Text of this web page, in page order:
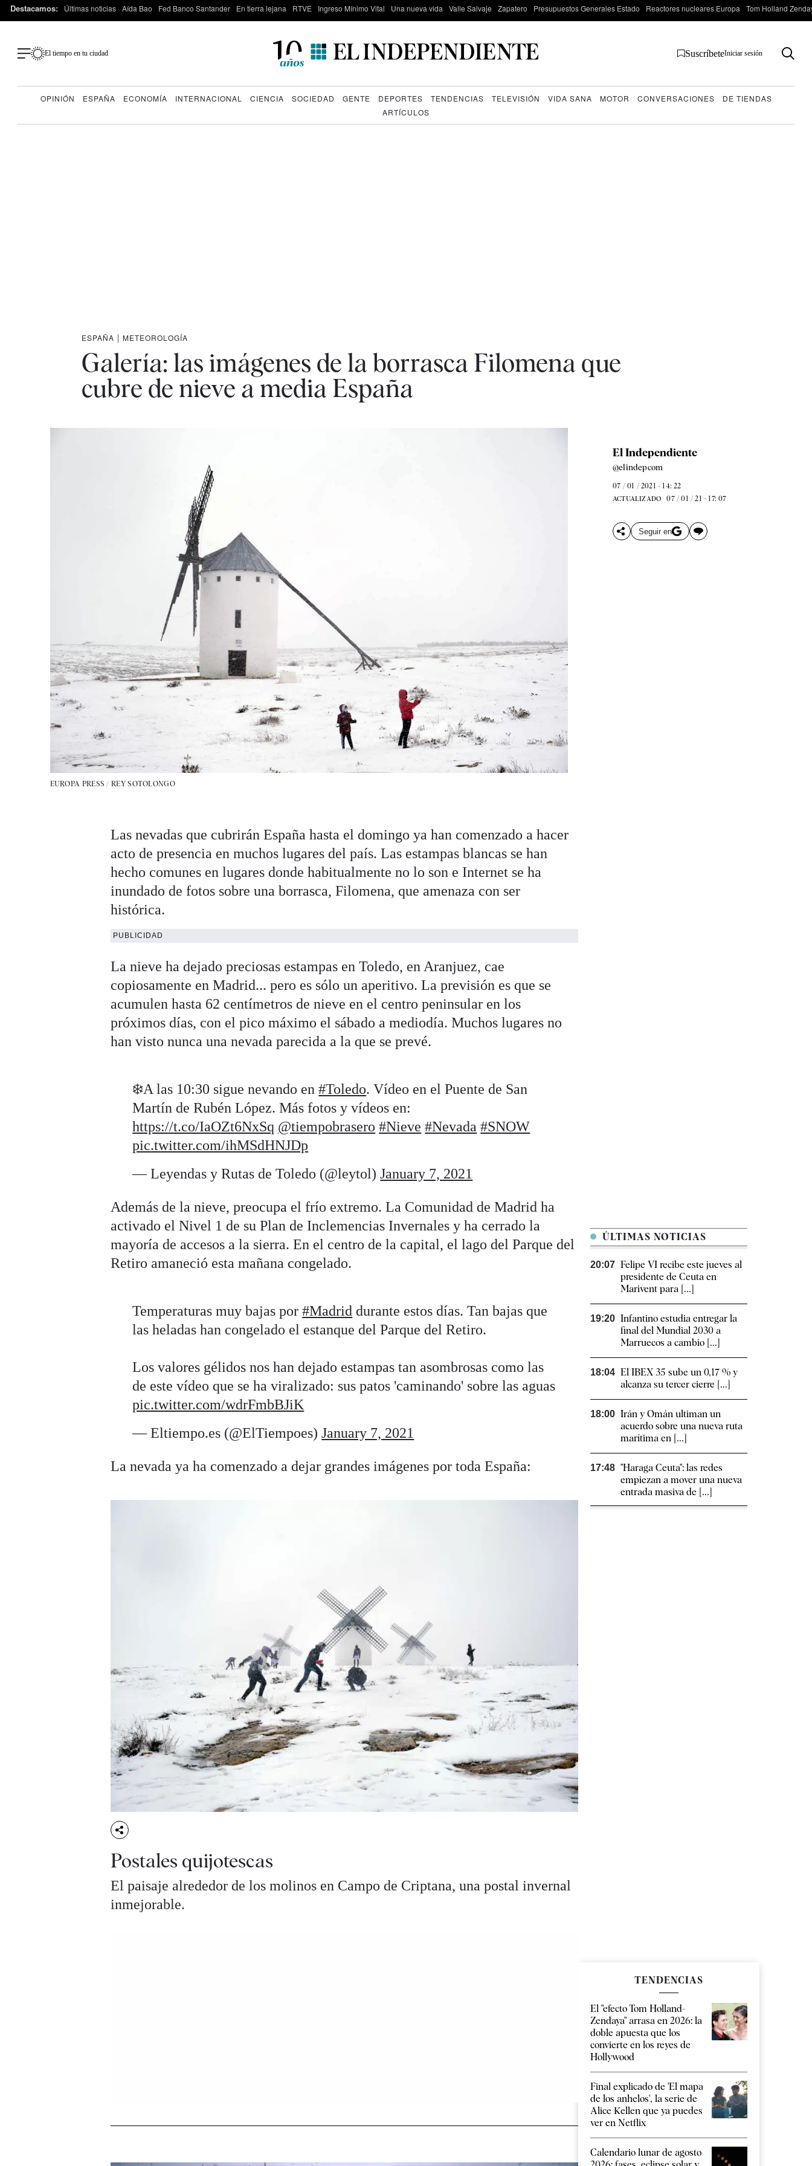
Destacamos: Últimas noticias Aída Bao Fed Banco Santander En tierra lejana RTVE Ingreso Mínimo Vital Una nueva vida Valle Salvaje Zapatero Presupuestos Generales Estado Reactores nucleares Europa Tom Holland
El tiempo en tu ciudad SuscríbeteIniciar sesión
OPINIÓN ESPAÑA ECONOMÍA INTERNACIONAL CIENCIA SOCIEDAD GENTE DEPORTES TENDENCIAS TELEVISIÓN VIDA SANA MOTOR CONVERSACIONES
DE TIENDAS
ARTÍCULOS
ESPAÑA | METEOROLOGÍA
Galería: las imágenes de la borrasca Filomena que
cubre de nieve a media España
EUROPA PRESS / REY SOTOLONGO
El Independiente
@elindepcom
07 / 01 / 2021 - 14: 22
ACTUALIZADO 07 / 01 / 21 - 17: 07
Seguir en
Las nevadas que cubrirán España hasta el domingo ya han comenzado a hacer
acto de presencia en muchos lugares del país. Las estampas blancas se han
hecho comunes en lugares donde habitualmente no lo son e Internet se ha
inundado de fotos sobre una borrasca, Filomena, que amenaza con ser
histórica.
PUBLICIDAD
La nieve ha dejado preciosas estampas en Toledo, en Aranjuez, cae
copiosamente en Madrid... pero es sólo un aperitivo. La previsión es que se
acumulen hasta 62 centímetros de nieve en el centro peninsular en los
próximos días, con el pico máximo el sábado a mediodía. Muchos lugares no
han visto nunca una nevada parecida a la que se prevé.
❄️A las 10:30 sigue nevando en#Toledo. Vídeo en el Puente de San
Martín de Rubén López. Más fotos y vídeos en:
https://t.co/IaOZt6NxSq @tiempobrasero #Nieve #Nevada #SNOW
pic.twitter.com/ihMSdHNJDp
— Leyendas y Rutas de Toledo (@leytol)January 7, 2021
Además de la nieve, preocupa el frío extremo. La Comunidad de Madrid ha
activado el Nivel 1 de su Plan de Inclemencias Invernales y ha cerrado la
mayoría de accesos a la sierra. En el centro de la capital, el lago del Parque del
Retiro amaneció esta mañana congelado.
Temperaturas muy bajas por#Madrid durante estos días. Tan bajas que
las heladas han congelado el estanque del Parque del Retiro.
Los valores gélidos nos han dejado estampas tan asombrosas como las
de este vídeo que se ha viralizado: sus patos 'caminando' sobre las aguas
pic.twitter.com/wdrFmbBJiK
— Eltiempo.es (@ElTiempoes)January 7, 2021
La nevada ya ha comenzado a dejar grandes imágenes por toda España:
Postales quijotescas
El paisaje alrededor de los molinos en Campo de Criptana, una postal invernal
inmejorable.
ÚLTIMAS NOTICIAS
20:07 Felipe VI recibe este jueves al
presidente de Ceuta en
Marivent para [...]
19:20 Infantino estudia entregar la
final del Mundial 2030 a
Marruecos a cambio [...]
18:04 El IBEX 35 sube un 0,17 % y
alcanza su tercer cierre [...]
18:00 Irán y Omán ultiman un
acuerdo sobre una nueva ruta
marítima en [...]
17:48 "Haraga Ceuta": las redes
empiezan a mover una nueva
entrada masiva de [...]
TENDENCIAS
El "efecto Tom Holland-
Zendaya" arrasa en 2026: la
doble apuesta que los
convierte en los reyes de
Hollywood
Final explicado de 'El mapa
de los anhelos', la serie de
Alice Kellen que ya puedes
ver en Netflix
Calendario lunar de agosto